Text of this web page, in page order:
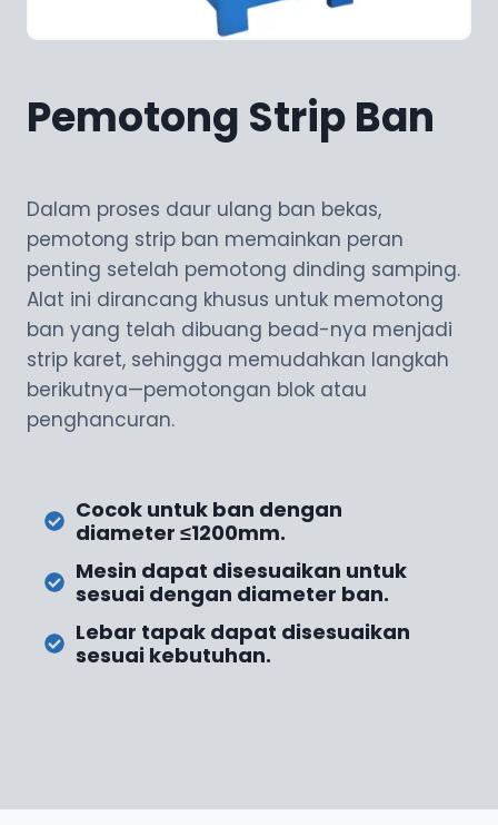
Pemotong Strip Ban
Dalam proses daur ulang ban bekas,
pemotong strip ban memainkan peran
penting setelah pemotong dinding samping.
Alat ini dirancang khusus untuk memotong
ban yang telah dibuang bead-nya menjadi
strip karet, sehingga memudahkan langkah
berikutnya—pemotongan blok atau
penghancuran.
Cocok untuk ban dengan
diameter ≤1200mm.
Mesin dapat disesuaikan untuk
sesuai dengan diameter ban.
Lebar tapak dapat disesuaikan
sesuai kebutuhan.